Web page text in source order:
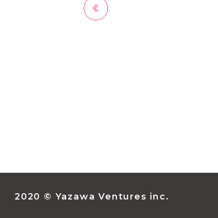
前へ
2020 © Yazawa Ventures inc.